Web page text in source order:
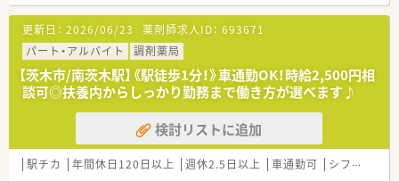
ん。
■ご経験やスキル・土曜日勤務の頻度などに応じて時給交渉も可
能！貢献度をしっかり評価して頂ける社風です。
■Wワークをお考えの方にもぴったりの求人★ご勤務は週1日～
ご相談可能です。
＼ こんな方におすすめ！ ／
★Wワークをお考えの方
★一人勤務が可能で落ち着いて働きたい方
更新日： 2026/06/23 薬剤師求人ID： 693671
パート・アルバイト
調剤薬局
【茨木市/南茨木駅】《駅徒歩1分！》車通勤OK！時給2,500円相
談可◎扶養内からしっかり勤務まで働き方が選べます♪
検討リストに追加
駅チカ 年間休日120日以上 週休2.5日以上 車通勤可 シフト制